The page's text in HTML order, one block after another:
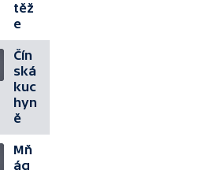
těž
e
Čín
ská
kuc
hyn
ě
Mň
ág